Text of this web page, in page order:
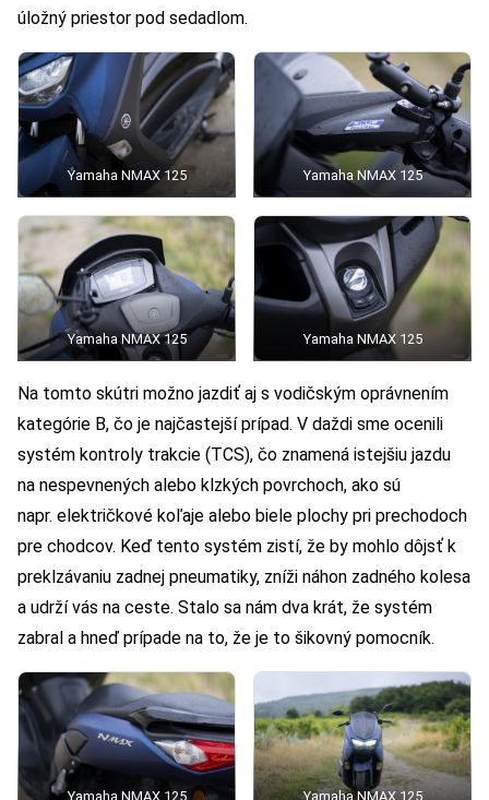
úložný priestor pod sedadlom.
Yamaha NMAX 125 Yamaha NMAX 125
Yamaha NMAX 125 Yamaha NMAX 125
Na tomto skútri možno jazdiť aj s vodičským oprávnením
kategórie B, čo je najčastejší prípad. V daždi sme ocenili
systém kontroly trakcie (TCS), čo znamená istejšiu jazdu
na nespevnených alebo klzkých povrchoch, ako sú
napr. električkové koľaje alebo biele plochy pri prechodoch
pre chodcov. Keď tento systém zistí, že by mohlo dôjsť k
preklzávaniu zadnej pneumatiky, zníži náhon zadného kolesa
a udrží vás na ceste. Stalo sa nám dva krát, že systém
zabral a hneď prípade na to, že je to šikovný pomocník.
Yamaha NMAX 125 Yamaha NMAX 125